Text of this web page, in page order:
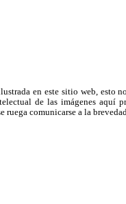
en este sitio web, esto
de las imágenes aquí
comunicarse a la